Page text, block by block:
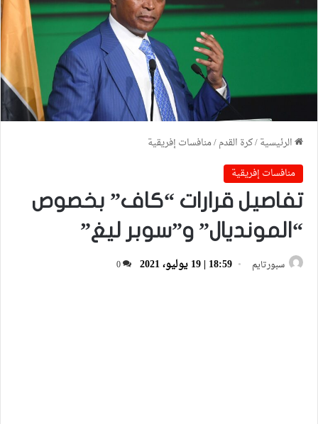
الرئيسية/كرة القدم/منافسات إفريقية
منافسات إفريقية
تفاصيل قرارات “كاف” بخصوص
“المونديال” و”سوبر ليغ”
سبورتايم 18:59 | 19 يوليو، 2021 0